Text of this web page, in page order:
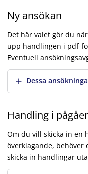
Ny ansökan
Det här valet gör du
upp handlingen i pdf-
Eventuell
Visa merDessa
Handling i
Om du vill skicka in en
överklagande, behöver
skicka in handlingar